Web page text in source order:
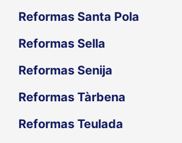
Reformas Santa Pola
Reformas Sella
Reformas Senija
Reformas Tàrbena
Reformas Teulada